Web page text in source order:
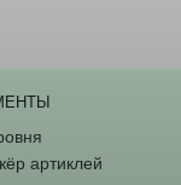
артиклей